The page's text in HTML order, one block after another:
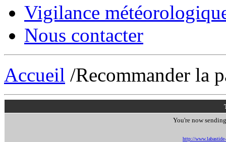
Vigilance
Nous contacter
Accueil /Recommander la
You're now
http://